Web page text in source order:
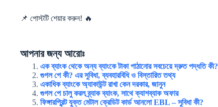
📌 পোস্টটি শেয়ার করুন! 🔥
আপনার জন্য আরোঃ
এক ব্যাংক থেকে অন্য ব্যাংকে টাকা পাঠানোর সবচেয়ে দ্রুত পদ্ধতি কী?
গুগল পে কী? এর সুবিধা, ব্যবহারবিধি ও বিস্তারিত তথ্য
একাধিক ব্যাংকে অ্যাকাউন্ট রাখা কেন দরকার, জানুন
গুগল পে চালু করল ব্র্যাক ব্যাংক, সাথে ক্যাশব্যাক অফার
ফিঙ্গারপ্রিন্ট যুক্ত মেটাল ক্রেডিট কার্ড আনলো EBL – সুবিধা কী?